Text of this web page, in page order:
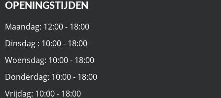
OPENINGSTIJDEN
Maandag: 12:00 - 18:00
Dinsdag : 10:00 - 18:00
Woensdag: 10:00 - 18:00
Donderdag: 10:00 - 18:00
Vrijdag: 10:00 - 18:00